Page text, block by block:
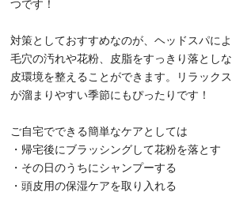
つです！
対策としておすすめなのが、ヘッドスパに
毛穴の汚れや花粉、皮脂をすっきり落とし
皮環境を整えることができます。リラック
が溜まりやすい季節にもぴったりです！
ご自宅でできる簡単なケアとしては
・帰宅後にブラッシングして花粉を落とす
・その日のうちにシャンプーする
・頭皮用の保湿ケアを取り入れる